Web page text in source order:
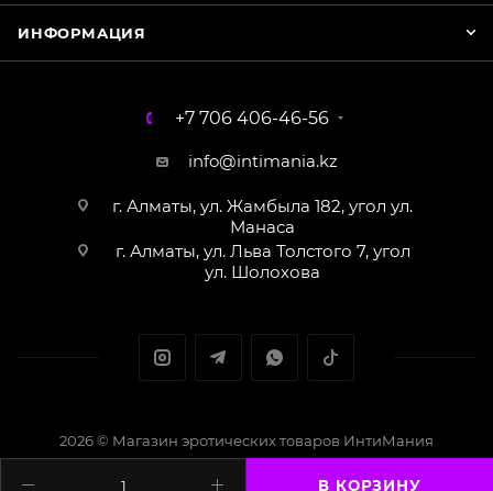
В КОРЗИНУ
ИНФОРМАЦИЯ
+7 706 406-46-56
info@intimania.kz
г. Алматы, ул. Жамбыла 182, угол ул.
Манаса
г. Алматы, ул. Льва Толстого 7, угол
ул. Шолохова
2026 © Магазин эротических товаров ИнтиМания
Создание сайта - Кайрат Алматов